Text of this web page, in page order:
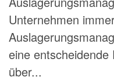
Unternehmen
eine
über...